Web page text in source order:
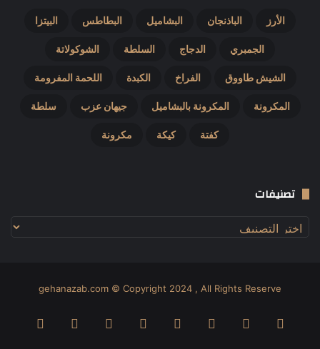
الأرز الباذنجان البشاميل البطاطس البيتزا
الجمبري الدجاج السلطة الشوكولاتة
الشيش طاووق الفراخ الكبدة اللحمة المفرومة
المكرونة المكرونة بالبشاميل جيهان عزب سلطة
كفتة كيكة مكرونة
تصنيفات
تصنيفات
gehanazab.com © Copyright 2024 , All Rights Reserve
فيسبوك بينتيريستدريبل لينكدإن ‫YouTube